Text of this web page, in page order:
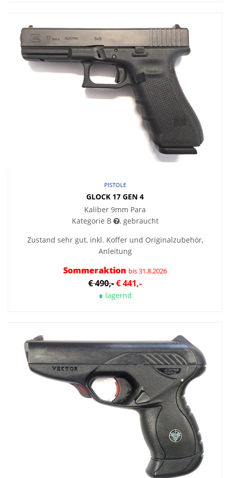
PISTOLE
GLOCK 17 GEN 4
Kaliber 9mm Para
Kategorie B
, gebraucht
Zustand sehr gut, inkl. Koffer und Originalzubehör,
Anleitung
Sommeraktion bis 31.8.2026
€ 490,-€ 441,-
∎ lagernd